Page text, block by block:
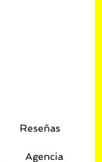
Reseñas
Agencia